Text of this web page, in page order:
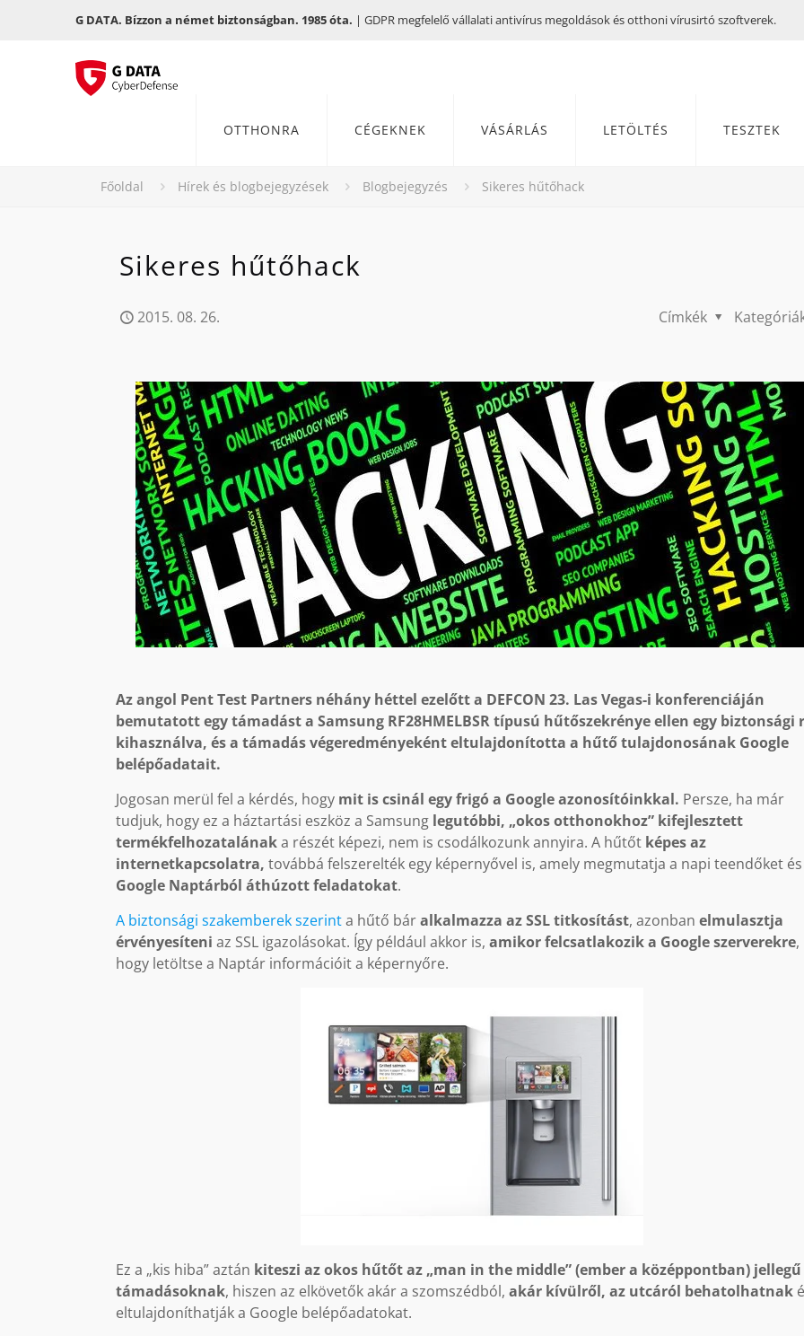
G DATA. Bízzon a német biztonságban. 1985 óta. | GDPR megfelelő vállalati antivírus megoldások és otthoni vírusirtó szoftverek.
OTTHONRA CÉGEKNEK VÁSÁRLÁS LETÖLTÉS TESZTEK
Főoldal Hírek és blogbejegyzések Blogbejegyzés Sikeres hűtőhack
Sikeres hűtőhack
2015. 08. 26. Címkék
Az angol Pent Test Partners néhány héttel ezelőtt a DEFCON 23. Las Vegas-i konferenciáján
bemutatott egy támadást a Samsung RF28HMELBSR típusú hűtőszekrénye ellen egy biztonsági
kihasználva, és a támadás végeredményeként eltulajdonította a hűtő tulajdonosának Google
belépőadatait.
Jogosan merül fel a kérdés, hogy mit is csinál egy frigó a Google azonosítóinkkal. Persze, ha már
tudjuk, hogy ez a háztartási eszköz a Samsung legutóbbi, „okos otthonokhoz” kifejlesztett
termékfelhozatalánaka részét képezi, nem is csodálkozunk annyira. A hűtőt képes az
internetkapcsolatra, továbbá felszerelték egy képernyővel is, amely megmutatja a napi teendőket
Google Naptárból áthúzott feladatokat.
A biztonsági szakemberek szerinta hűtő báralkalmazza az SSL titkosítást, azonbanelmulasztja
érvényesíteni az SSL igazolásokat. Így például akkor is,amikor felcsatlakozik a Google szerverekre,
hogy letöltse a Naptár információit a képernyőre.
Ez a „kis hiba” aztán kiteszi az okos hűtőt az „man in the middle” (ember a középpontban) jellegű
támadásoknak, hiszen az elkövetők akár a szomszédból,akár kívülről, az utcáról behatolhatnak
eltulajdoníthatják a Google belépőadatokat.